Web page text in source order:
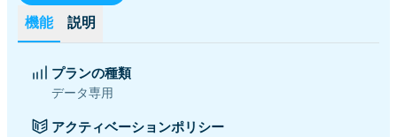
機能 説明
プランの種類
データ専用
アクティベーションポリシー